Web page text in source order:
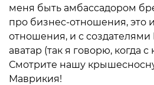
меня быть амбассадором
про бизнес-отношения, это
отношения, и с создателями
аватар (так я говорю, когда
Смотрите нашу
Маврикия!